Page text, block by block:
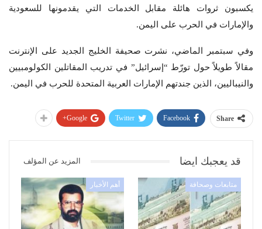
يكسبون ثروات هائلة مقابل الخدمات التي يقدمونها للسعودية
والإمارات في الحرب على اليمن.
وفي سبتمبر الماضي، نشرت صحيفة الخليج الجديد على الإنترنت
مقالاً طويلاً حول تورّط “إسرائيل” في تدريب المقاتلين الكولومبيين
والنيباليين، الذين جندتهم الإمارات العربية المتحدة للحرب في اليمن.
Share
Facebook
Twitter
Google+
قد يعجبك ايضا المزيد عن المؤلف
متابعات وصحافة أهم الأخبار